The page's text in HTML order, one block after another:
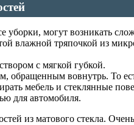
уборки, могут возникать
влажной тряпочкой из
с мягкой губкой.
обращенным вовнутрь. То
мебель и стеклянные
для автомобиля.
из матового стекла.